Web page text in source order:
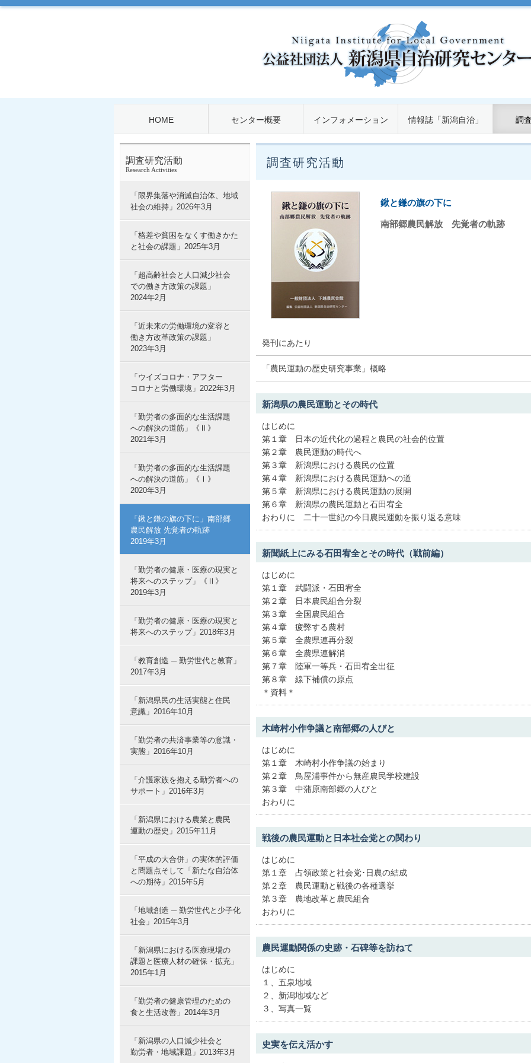
HOME センター概要 インフォメーション 情報誌「新潟自治」 調
調査研究活動
鍬と鎌の旗の下に
南部郷農民解放 先覚者の軌跡
発刊にあたり
「農民運動の歴史研究事業」概略
新潟県の農民運動とその時代
はじめに
第１章 日本の近代化の過程と農民の社会的位置
第２章 農民運動の時代へ
第３章 新潟県における農民の位置
第４章 新潟県における農民運動への道
第５章 新潟県における農民運動の展開
第６章 新潟県の農民運動と石田宥全
おわりに 二十一世紀の今日農民運動を振り返る意味
新聞紙上にみる石田宥全とその時代（戦前編）
はじめに
第１章 武闘派・石田宥全
第２章 日本農民組合分裂
第３章 全国農民組合
第４章 疲弊する農村
第５章 全農県連再分裂
第６章 全農県連解消
第７章 陸軍一等兵・石田宥全出征
第８章 線下補償の原点
＊資料＊
木崎村小作争議と南部郷の人びと
はじめに
第１章 木崎村小作争議の始まり
第２章 鳥屋浦事件から無産農民学校建設
第３章 中蒲原南部郷の人びと
おわりに
戦後の農民運動と日本社会党との関わり
はじめに
第１章 占領政策と社会党･日農の結成
第２章 農民運動と戦後の各種選挙
第３章 農地改革と農民組合
おわりに
農民運動関係の史跡・石碑等を訪ねて
はじめに
１、五泉地域
２、新潟地域など
３、写真一覧
史実を伝え活かす
調査研究活動
Research Activities
「限界集落や消滅自治体、地域
社会の維持」2026年3月
「格差や貧困をなくす働きかた
と社会の課題」2025年3月
「超高齢社会と人口減少社会
での働き方政策の課題」
2024年2月
「近未来の労働環境の変容と
働き方改革政策の課題」
2023年3月
「ウイズコロナ・アフター
コロナと労働環境」2022年3月
「勤労者の多面的な生活課題
への解決の道筋」《Ⅱ》
2021年3月
「勤労者の多面的な生活課題
への解決の道筋」《Ⅰ》
2020年3月
「鍬と鎌の旗の下に」南部郷
農民解放 先覚者の軌跡
2019年3月
「勤労者の健康・医療の現実と
将来へのステップ」《Ⅱ》
2019年3月
「勤労者の健康・医療の現実と
将来へのステップ」2018年3月
「教育創造 ─ 勤労世代と教育」
2017年3月
「新潟県民の生活実態と住民
意識」2016年10月
「勤労者の共済事業等の意識・
実態」2016年10月
「介護家族を抱える勤労者への
サポート」2016年3月
「新潟県における農業と農民
運動の歴史」2015年11月
「平成の大合併」の実体的評価
と問題点そして「新たな自治体
への期待」2015年5月
「地域創造 ─ 勤労世代と少子化
社会」2015年3月
「新潟県における医療現場の
課題と医療人材の確保・拡充」
2015年1月
「勤労者の健康管理のための
食と生活改善」2014年3月
「新潟県の人口減少社会と
勤労者・地域課題」2013年3月